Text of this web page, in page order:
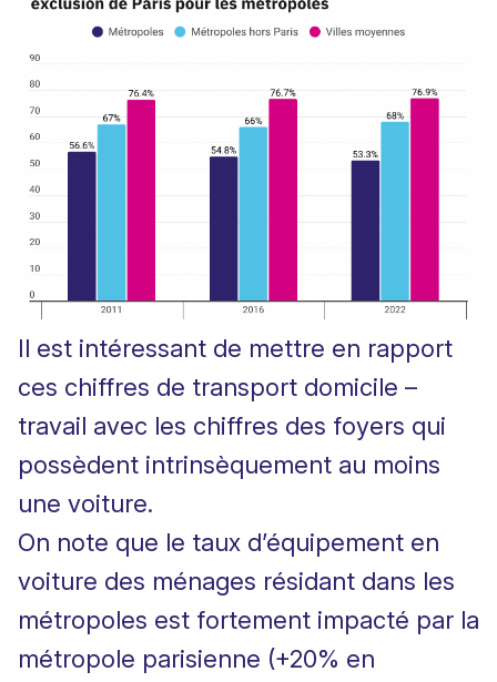
Il est intéressant de mettre en rapport
ces chiffres de transport domicile –
travail avec les chiffres des foyers qui
possèdent intrinsèquement au moins
une voiture.
On note que le taux d’équipement en
voiture des ménages résidant dans les
métropoles est fortement impacté par la
métropole parisienne (+20% en